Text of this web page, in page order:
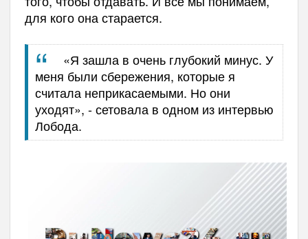
для кого она старается.
«Я зашла в очень глубокий минус. У
меня были сбережения, которые я
считала неприкасаемыми. Но они
уходят», - сетовала в одном из интервью
Лобода.